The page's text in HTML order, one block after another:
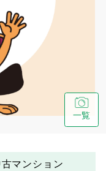
一覧
マンション